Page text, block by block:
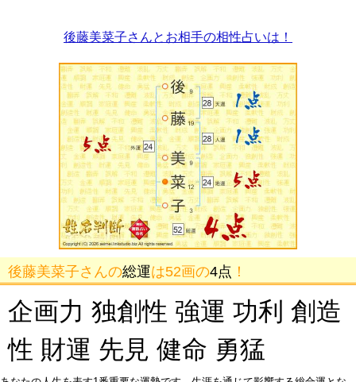
後藤美菜子さんとお相手の相性占いは！
後藤美菜子さんの総運は52画の4点 ！
企画力 独創性 強運 功利 創造
性 財運 先見 健命 勇猛